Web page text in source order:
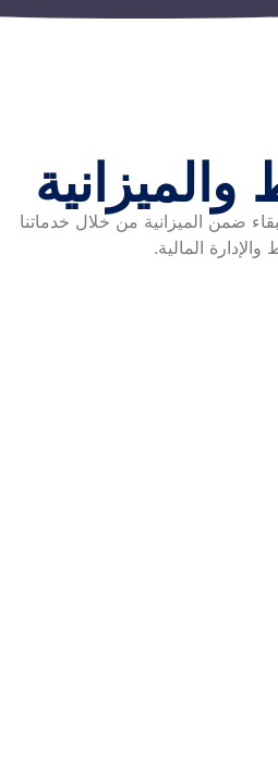
والميزانية
ضمن الميزانية من خلال خدماتنا
المالية.